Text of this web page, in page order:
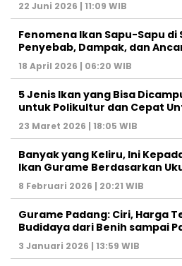
22 Juni 2026 | 11:09 WIB
Fenomena Ikan Sapu-Sapu
Penyebab, Dampak, dan
18 April 2026 | 06:20 WIB
5 Jenis Ikan yang Bisa
untuk Polikultur dan Cepat
23 Maret 2026 | 18:05 WIB
Banyak yang Keliru, Ini
Ikan Gurame Berdasarkan
8 Februari 2026 | 20:21 WIB
Gurame Padang: Ciri, Harga
Budidaya dari Benih sampai
3 Januari 2026 | 13:59 WIB